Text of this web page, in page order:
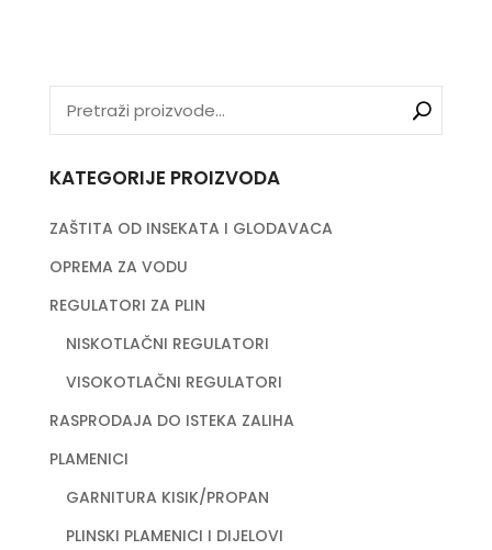
KATEGORIJE PROIZVODA
ZAŠTITA OD INSEKATA I GLODAVACA
OPREMA ZA VODU
REGULATORI ZA PLIN
NISKOTLAČNI REGULATORI
VISOKOTLAČNI REGULATORI
RASPRODAJA DO ISTEKA ZALIHA
PLAMENICI
GARNITURA KISIK/PROPAN
PLINSKI PLAMENICI I DIJELOVI